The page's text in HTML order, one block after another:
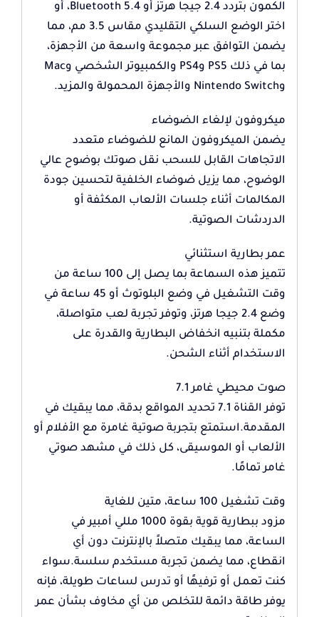
الكمون بتردد 2.4 جيجا هرتز أو Bluetooth 5.4، أو
اختر الوضع السلكي التقليدي مقاس 3.5 مم، مما
يضمن التوافق عبر مجموعة واسعة من الأجهزة،
بما في ذلك PS5 وPS4 والكمبيوتر الشخصي وMac
وNintendo Switch والأجهزة المحمولة والمزيد.
ميكروفون لإلغاء الضوضاء
يضمن الميكروفون المانع للضوضاء متعدد
الاتجاهات القابل للسحب نقل صوتك بوضوح عالي
الوضوح، مما يزيل ضوضاء الخلفية لتحسين جودة
المكالمات أثناء جلسات الألعاب المكثفة أو
الدردشات الصوتية.
عمر بطارية استثنائي
تتميز هذه السماعة بما يصل إلى 100 ساعة من
وقت التشغيل في وضع البلوتوث أو 45 ساعة في
وضع 2.4 جيجا هرتز، وتوفر تجربة لعب متواصلة،
مكملة بتنبيه انخفاض البطارية والقدرة على
الاستخدام أثناء الشحن.
صوت محيطي غامر 7.1
توفر القناة 7.1 تحديد المواقع بدقة، مما يبقيك في
المقدمة.استمتع بتجربة صوتية غامرة مع الأفلام أو
الألعاب أو الموسيقى، كل ذلك في مشهد صوتي
غامر تمامًا.
وقت تشغيل 100 ساعة، متين للغاية
مزود ببطارية قوية بقوة 1000 مللي أمبير في
الساعة، مما يبقيك متصلاً بالإنترنت دون أي
انقطاع، مما يضمن تجربة مستخدم سلسة.سواء
كنت تعمل أو ترفيهًا أو تدرس لساعات طويلة، فإنه
يوفر طاقة دائمة للتخلص من أي مخاوف بشأن عمر